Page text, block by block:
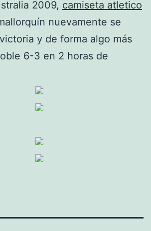
2009, camiseta atletico
nuevamente se
y de forma algo más
6-3 en 2 horas de